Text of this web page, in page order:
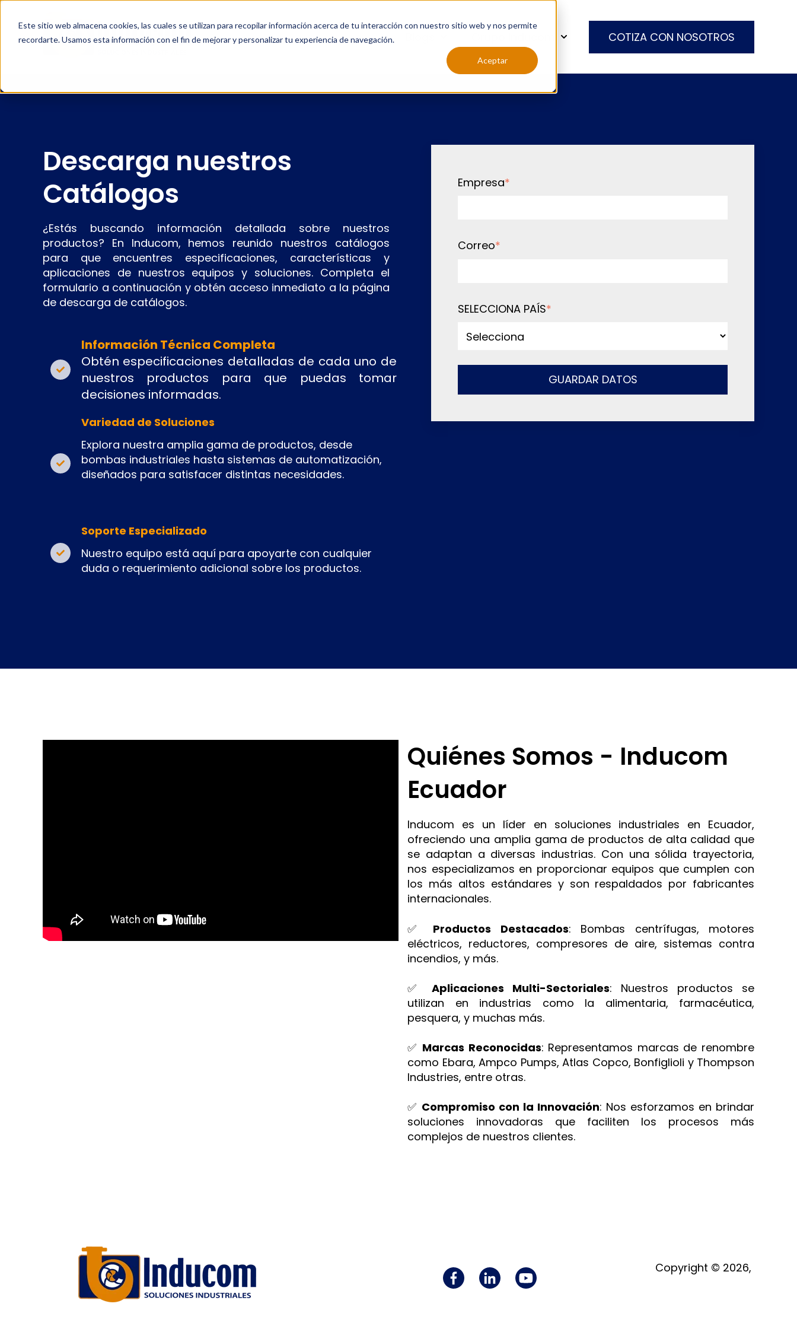
Este sitio web almacena cookies, las cuales se utilizan para recopilar información acerca de tu interacción con nuestro sitio web y nos permite
recordarte. Usamos esta información con el fin de mejorar y personalizar tu experiencia de navegación.
Aceptar
Show submenu for Blogs Show submenu for Grupo Inducom
COTIZA CON NOSOTROS
Descarga nuestros
Catálogos
¿Estás buscando información detallada sobre nuestros
productos? En Inducom, hemos reunido nuestros catálogos
para que encuentres especificaciones, características y
aplicaciones de nuestros equipos y soluciones. Completa el
formulario a continuación y obtén acceso inmediato a la página
de descarga de catálogos.
Información Técnica Completa
Obtén especificaciones detalladas de cada uno de
nuestros productos para que puedas tomar
decisiones informadas.
Variedad de Soluciones
Explora nuestra amplia gama de productos, desde
bombas industriales hasta sistemas de automatización,
diseñados para satisfacer distintas necesidades.
Soporte Especializado
Nuestro equipo está aquí para apoyarte con cualquier
duda o requerimiento adicional sobre los productos.
Empresa*
Correo*
SELECCIONA PAÍS*
Quiénes Somos - Inducom
Ecuador
Inducom es un líder en soluciones industriales en Ecuador,
ofreciendo una amplia gama de productos de alta calidad que
se adaptan a diversas industrias. Con una sólida trayectoria,
nos especializamos en proporcionar equipos que cumplen con
los más altos estándares y son respaldados por fabricantes
internacionales.
✅ Productos Destacados: Bombas centrífugas, motores
eléctricos, reductores, compresores de aire, sistemas contra
incendios, y más.
✅ Aplicaciones Multi-Sectoriales: Nuestros productos se
utilizan en industrias como la alimentaria, farmacéutica,
pesquera, y muchas más.
✅ Marcas Reconocidas: Representamos marcas de renombre
como Ebara, Ampco Pumps, Atlas Copco, Bonfiglioli y Thompson
Industries, entre otras.
✅ Compromiso con la Innovación: Nos esforzamos en brindar
soluciones innovadoras que faciliten los procesos más
complejos de nuestros clientes.
Copyright © 2026, ‎